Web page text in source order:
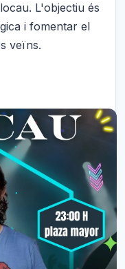
L'objectiu és
i fomentar el
veïns.